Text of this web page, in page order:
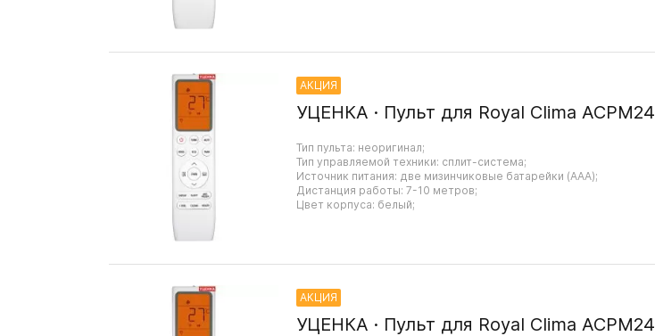
АКЦИЯ
УЦЕНКА · Пульт для Royal Clima ACPM24
Тип пульта: неоригинал;
Тип управляемой техники: сплит-система;
Источник питания: две мизинчиковые батарейки (AAA);
Дистанция работы: 7-10 метров;
Цвет корпуса: белый;
АКЦИЯ
УЦЕНКА · Пульт для Royal Clima ACPM24